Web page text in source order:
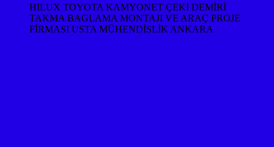
HILUX TOYOTA KAMYONET ÇEKİ DEMİRİ
TAKMA BAGLAMA MONTAJI VE ARAÇ PROJE
FİRMASI USTA MÜHENDİSLİK ANKARA